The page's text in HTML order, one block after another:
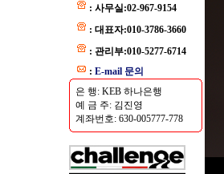
: 사무실:02-967-9154
: 대표자:010-3786-3660
: 관리부:010-5277-6714
: E-mail 문의
은 행: KEB 하나은행
예 금 주: 김진영
계좌번호: 630-005777-778